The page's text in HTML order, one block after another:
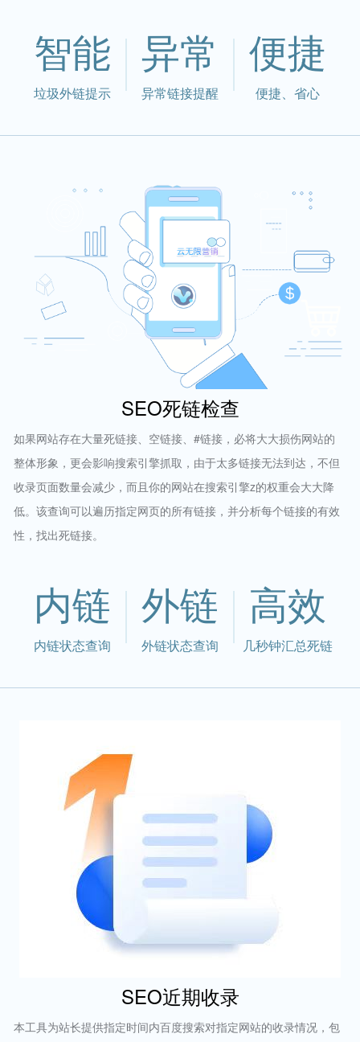
智能
垃圾外链提示
异常
异常链接提醒
便捷
便捷、省心
SEO死链检查
如果网站存在大量死链接、空链接、#链接，必将大大损伤网站的
整体形象，更会影响搜索引擎抓取，由于太多链接无法到达，不但
收录页面数量会减少，而且你的网站在搜索引擎z的权重会大大降
低。该查询可以遍历指定网页的所有链接，并分析每个链接的有效
性，找出死链接。
内链
内链状态查询
外链
外链状态查询
高效
几秒钟汇总死链
SEO近期收录
本工具为站长提供指定时间内百度搜索对指定网站的收录情况，包